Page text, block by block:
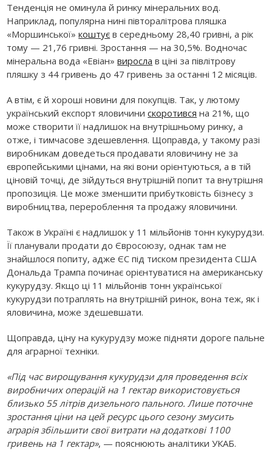
Тенденція не оминула й ринку мінеральних вод.
Наприклад, популярна нині півторалітрова пляшка
«Моршинської»коштує в середньому 28,40 гривні, а рік
тому — 21,76 гривні. Зростання — на 30,5%. Водночас
мінеральна вода «Евіан»виросла в ціні за півлітрову
пляшку з 44 гривень до 47 гривень за останні 12 місяців.
А втім, є й хороші новини для покупців. Так, у лютому
український експорт яловичинискоротився на 21%, що
може створити її надлишок на внутрішньому ринку, а
отже, і тимчасове здешевлення. Щоправда, у такому разі
виробникам доведеться продавати яловичину не за
європейськими цінами, на які вони орієнтуються, а в тій
ціновій точці, де зійдуться внутрішній попит та внутрішня
пропозиція. Це може зменшити прибутковість бізнесу з
виробництва, перероблення та продажу яловичини.
Також в Україні є надлишок у 11 мільйонів тонн кукурудзи.
Її планували продати до Євросоюзу, однак там не
знайшлося попиту, адже ЄС під тиском президента США
Дональда Трампа починає орієнтуватися на американську
кукурудзу. Якщо ці 11 мільйонів тонн української
кукурудзи потраплять на внутрішній ринок, вона теж, як і
яловичина, може здешевшати.
Щоправда, ціну на кукурудзу може підняти дороге пальне
для аграрної техніки.
«Під час вирощування кукурудзи для проведення всіх
виробничих операцій на 1 гектар використовується
близько 55 літрів дизельного пального. Лише поточне
зростання ціни на цей ресурс цього сезону змусить
аграрія збільшити свої витрати на додаткові 1100
гривень на 1 гектар», — пояснюють аналітики УКАБ.